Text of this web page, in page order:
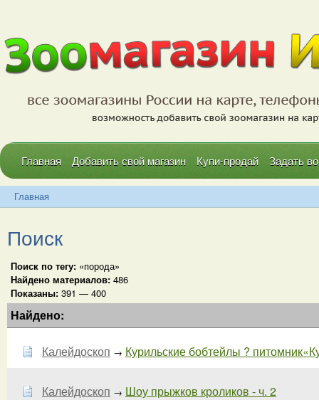
Главная Добавить свой магазин Купи-продай Задать
Главная
Поиск
Поиск по тегу: «порода»
Найдено материалов: 486
Показаны: 391 — 400
Найдено:
Калейдоскоп → Курильские бобтейлы ?
Калейдоскоп → Шоу прыжков кроликов - ч. 2